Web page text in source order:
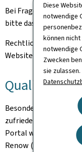
Diese
notwendige
können
notwendige
Zwecken
sie zulassen.
Bei Fragen zu
bitte das
Rechtliche Hinweise
Website finden Sie auf
Qualität
Besonderes
zufriedenstellenden
Portal wird nach den
Renow